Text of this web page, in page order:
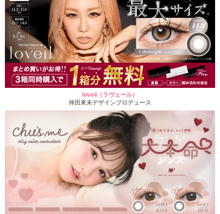
loveil（ラヴェール）
倖田來未デザインプロデュース